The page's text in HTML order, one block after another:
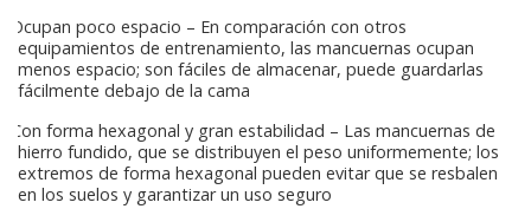
Ocupan poco espacio – En comparación con otros
equipamientos de entrenamiento, las mancuernas ocupan
menos espacio; son fáciles de almacenar, puede guardarlas
fácilmente debajo de la cama
Con forma hexagonal y gran estabilidad – Las mancuernas de
hierro fundido, que se distribuyen el peso uniformemente; los
extremos de forma hexagonal pueden evitar que se resbalen
en los suelos y garantizar un uso seguro